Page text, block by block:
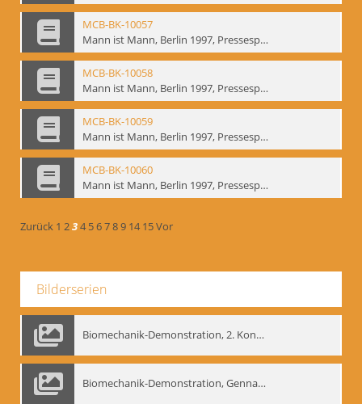
MCB-BK-10057
Mann ist Mann, Berlin 1997, Pressespiegel - interne Signatur: BM-prt-262-5
MCB-BK-10058
Mann ist Mann, Berlin 1997, Pressespiegel - interne Signatur: BM-prt-262-6
MCB-BK-10059
Mann ist Mann, Berlin 1997, Pressespiegel - interne Signatur: BM-prt-262-7
MCB-BK-10060
Mann ist Mann, Berlin 1997, Pressespiegel - interne Signatur: BM-prt-262-8
Zurück 1 234 56789 14 15Vor
Bilderserien
Biomechanik-Demonstration, 2. Kongress der EMF, Mai 1995
Biomechanik-Demonstration, Gennadij Bogdanow im Berliner Ensemble, 04.10.1991